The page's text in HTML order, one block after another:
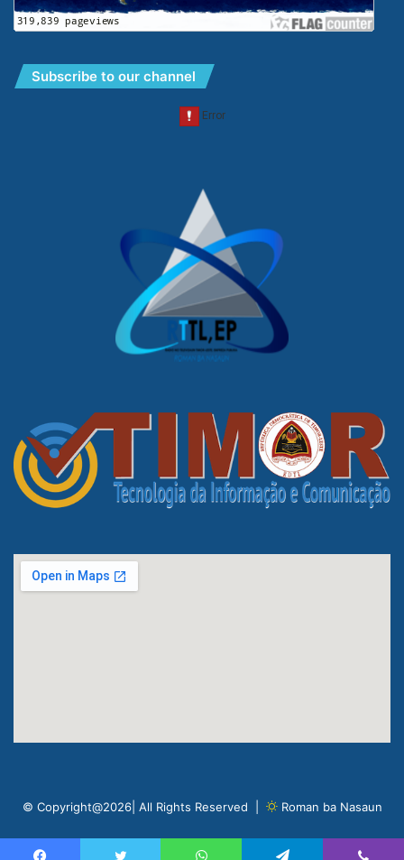
Subscribe to our channel
© Copyright@2026| All Rights Reserved | Roman ba Nasaun